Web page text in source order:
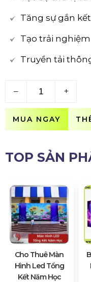
Tăng sự gắn
Tạo trải
Truyền tải
– +
MUA NGAY
TOP SẢN
Cho Thuê Màn
Hình Led Tổng
Kết Năm Học